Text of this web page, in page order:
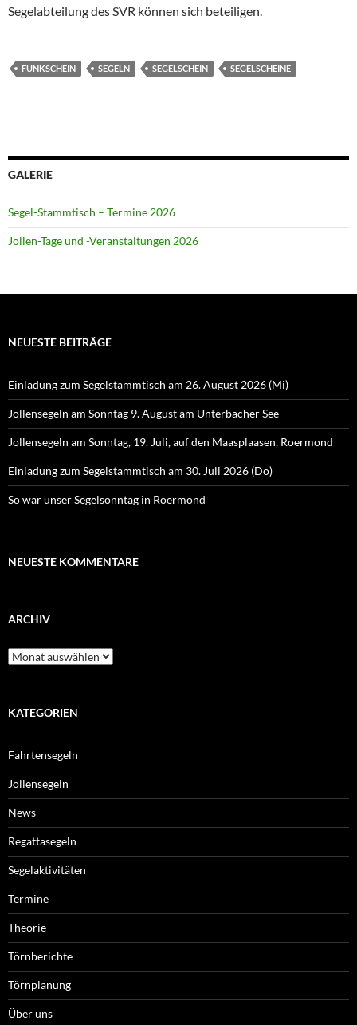
Segelabteilung des SVR können sich beteiligen.
FUNKSCHEIN SEGELN SEGELSCHEIN SEGELSCHEINE
GALERIE
Segel-Stammtisch – Termine 2026
Jollen-Tage und -Veranstaltungen 2026
NEUESTE BEITRÄGE
Einladung zum Segelstammtisch am 26. August 2026 (Mi)
Jollensegeln am Sonntag 9. August am Unterbacher See
Jollensegeln am Sonntag, 19. Juli, auf den Maasplaasen, Roermond
Einladung zum Segelstammtisch am 30. Juli 2026 (Do)
So war unser Segelsonntag in Roermond
NEUESTE KOMMENTARE
ARCHIV
Archiv
KATEGORIEN
Fahrtensegeln
Jollensegeln
News
Regattasegeln
Segelaktivitäten
Termine
Theorie
Törnberichte
Törnplanung
Über uns